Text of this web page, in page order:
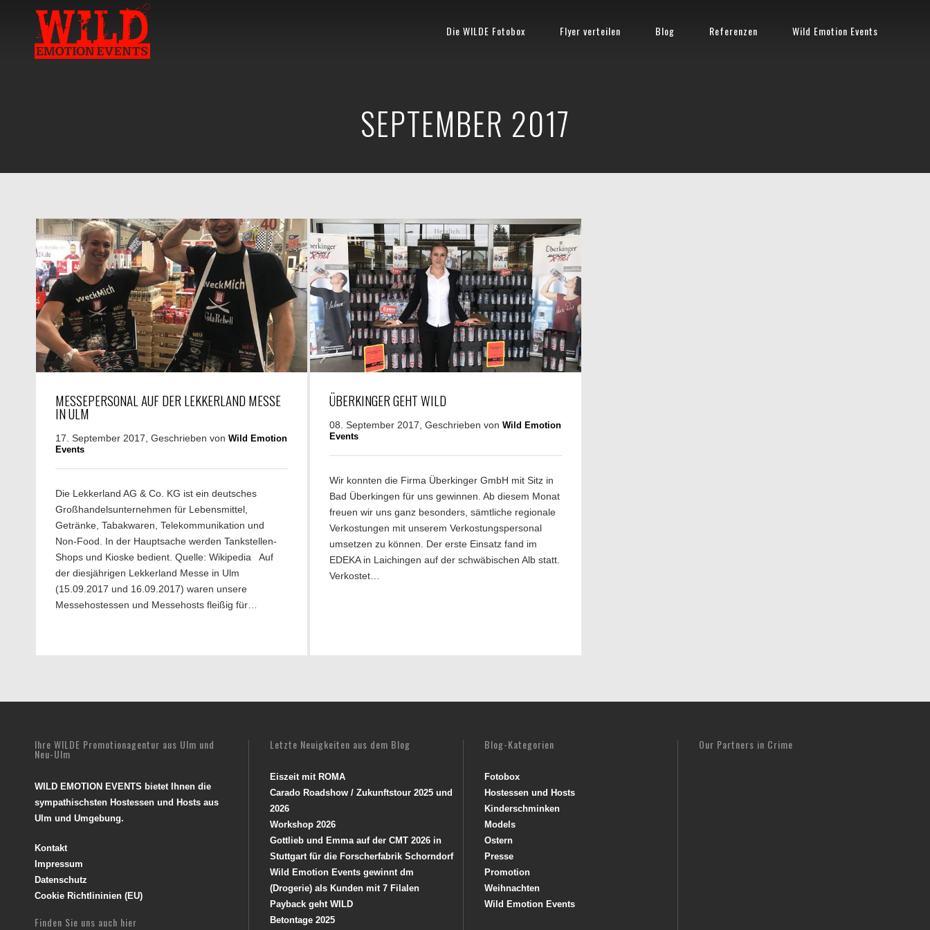
Die WILDE Fotobox Flyer verteilen Blog Referenzen Wild Emotion Events
SEPTEMBER 2017
MESSEPERSONAL AUF DER LEKKERLAND MESSE
IN ULM
17. September 2017, Geschrieben von Wild Emotion
Events
Die Lekkerland AG & Co. KG ist ein deutsches
Großhandelsunternehmen für Lebensmittel,
Getränke, Tabakwaren, Telekommunikation und
Non-Food. In der Hauptsache werden Tankstellen-
Shops und Kioske bedient. Quelle: Wikipedia Auf
der diesjährigen Lekkerland Messe in Ulm
(15.09.2017 und 16.09.2017) waren unsere
Messehostessen und Messehosts fleißig für…
ÜBERKINGER GEHT WILD
08. September 2017, Geschrieben von Wild Emotion
Events
Wir konnten die Firma Überkinger GmbH mit Sitz in
Bad Überkingen für uns gewinnen. Ab diesem Monat
freuen wir uns ganz besonders, sämtliche regionale
Verkostungen mit unserem Verkostungspersonal
umsetzen zu können. Der erste Einsatz fand im
EDEKA in Laichingen auf der schwäbischen Alb statt.
Verkostet…
Ihre WILDE Promotionagentur aus Ulm und
Neu-Ulm
WILD EMOTION EVENTS bietet Ihnen die
sympathischsten Hostessen und Hosts aus
Ulm und Umgebung.
Kontakt
Impressum
Datenschutz
Cookie Richtlininien (EU)
Finden Sie uns auch hier
Letzte Neuigkeiten aus dem Blog
Eiszeit mit ROMA
Carado Roadshow / Zukunftstour 2025 und
2026
Workshop 2026
Gottlieb und Emma auf der CMT 2026 in
Stuttgart für die Forscherfabrik Schorndorf
Wild Emotion Events gewinnt dm
(Drogerie) als Kunden mit 7 Filalen
Payback geht WILD
Betontage 2025
Blog-Kategorien
Fotobox
Hostessen und Hosts
Kinderschminken
Models
Ostern
Presse
Promotion
Weihnachten
Wild Emotion Events
Our Partners in Crime